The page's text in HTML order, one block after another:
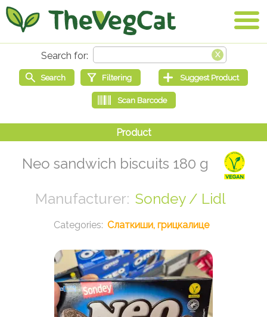
Neo sandwich biscuits 180 g
Sondey / Lidl
Слаткиши, грицкалице